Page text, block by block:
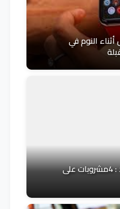
النوم في
للتخلص من الوزن الزائد : 4مشروبات على